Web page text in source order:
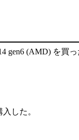
gen6 (AMD) を買
した。